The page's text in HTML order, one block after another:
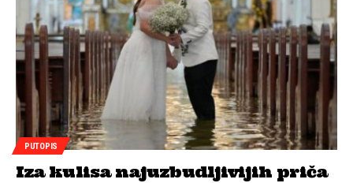
PUTOPIS
Iza kulisa najuzbudljivijih priča